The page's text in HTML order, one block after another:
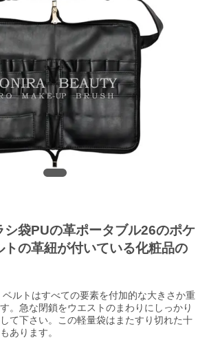
シ袋PUの革ポータブル26のポケ
トの革紐が付いている化粧品の
ルトはすべての要素を付加的な大きさか重
。急な閉鎖をウエストのまわりにしっかり
て下さい。この軽量袋はまたすり切れた十
あります。